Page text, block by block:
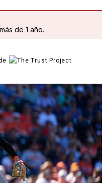
de 1 año.